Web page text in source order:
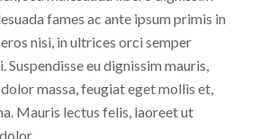
fames ac ante ipsum primis in
nisi, in ultrices orci semper
eu dignissim mauris,
massa, feugiat eget mollis et,
Mauris lectus felis, laoreet ut